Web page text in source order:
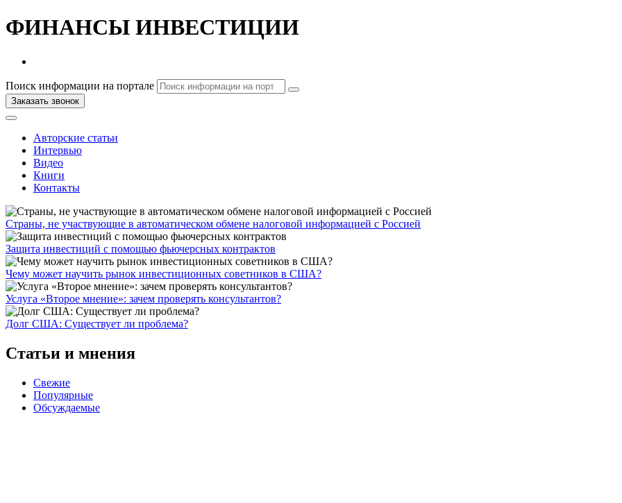
ФИНАНСЫ ИНВЕСТИЦИИ
Поиск информации на портале
Заказать звонок
Авторские статьи
Интервью
Видео
Книги
Контакты
Страны, не участвующие в автоматическом обмене налоговой информацией с Россией
Защита инвестиций с помощью фьючерсных контрактов
Чему может научить рынок инвестиционных советников в США?
Услуга «Второе мнение»: зачем проверять консультантов?
Долг США: Существует ли проблема?
Статьи и мнения
Свежие
Популярные
Обсуждаемые